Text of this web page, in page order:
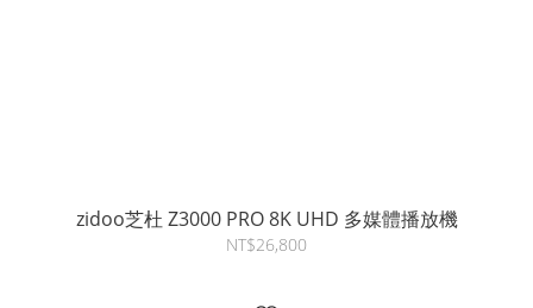
zidoo芝杜 Z3000 PRO 8K UHD 多媒體播放機
NT$26,800